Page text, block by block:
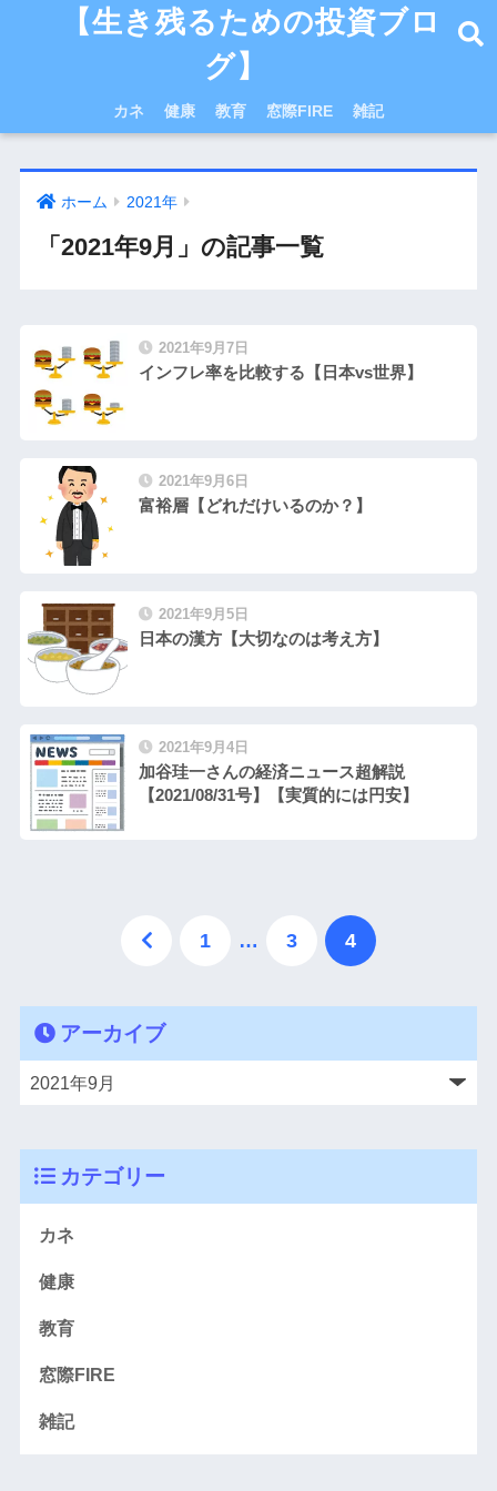
【生き残るための投資ブロ
グ】
カネ 健康 教育 窓際FIRE 雑記
ホーム 2021年
「2021年9月」の記事一覧
2021年9月7日
インフレ率を比較する【日本vs世界】
2021年9月6日
富裕層【どれだけいるのか？】
2021年9月5日
日本の漢方【大切なのは考え方】
2021年9月4日
加谷珪一さんの経済ニュース超解説
【2021/08/31号】【実質的には円安】
1 … 3 4
アーカイブ
カテゴリー
カネ
健康
教育
窓際FIRE
雑記